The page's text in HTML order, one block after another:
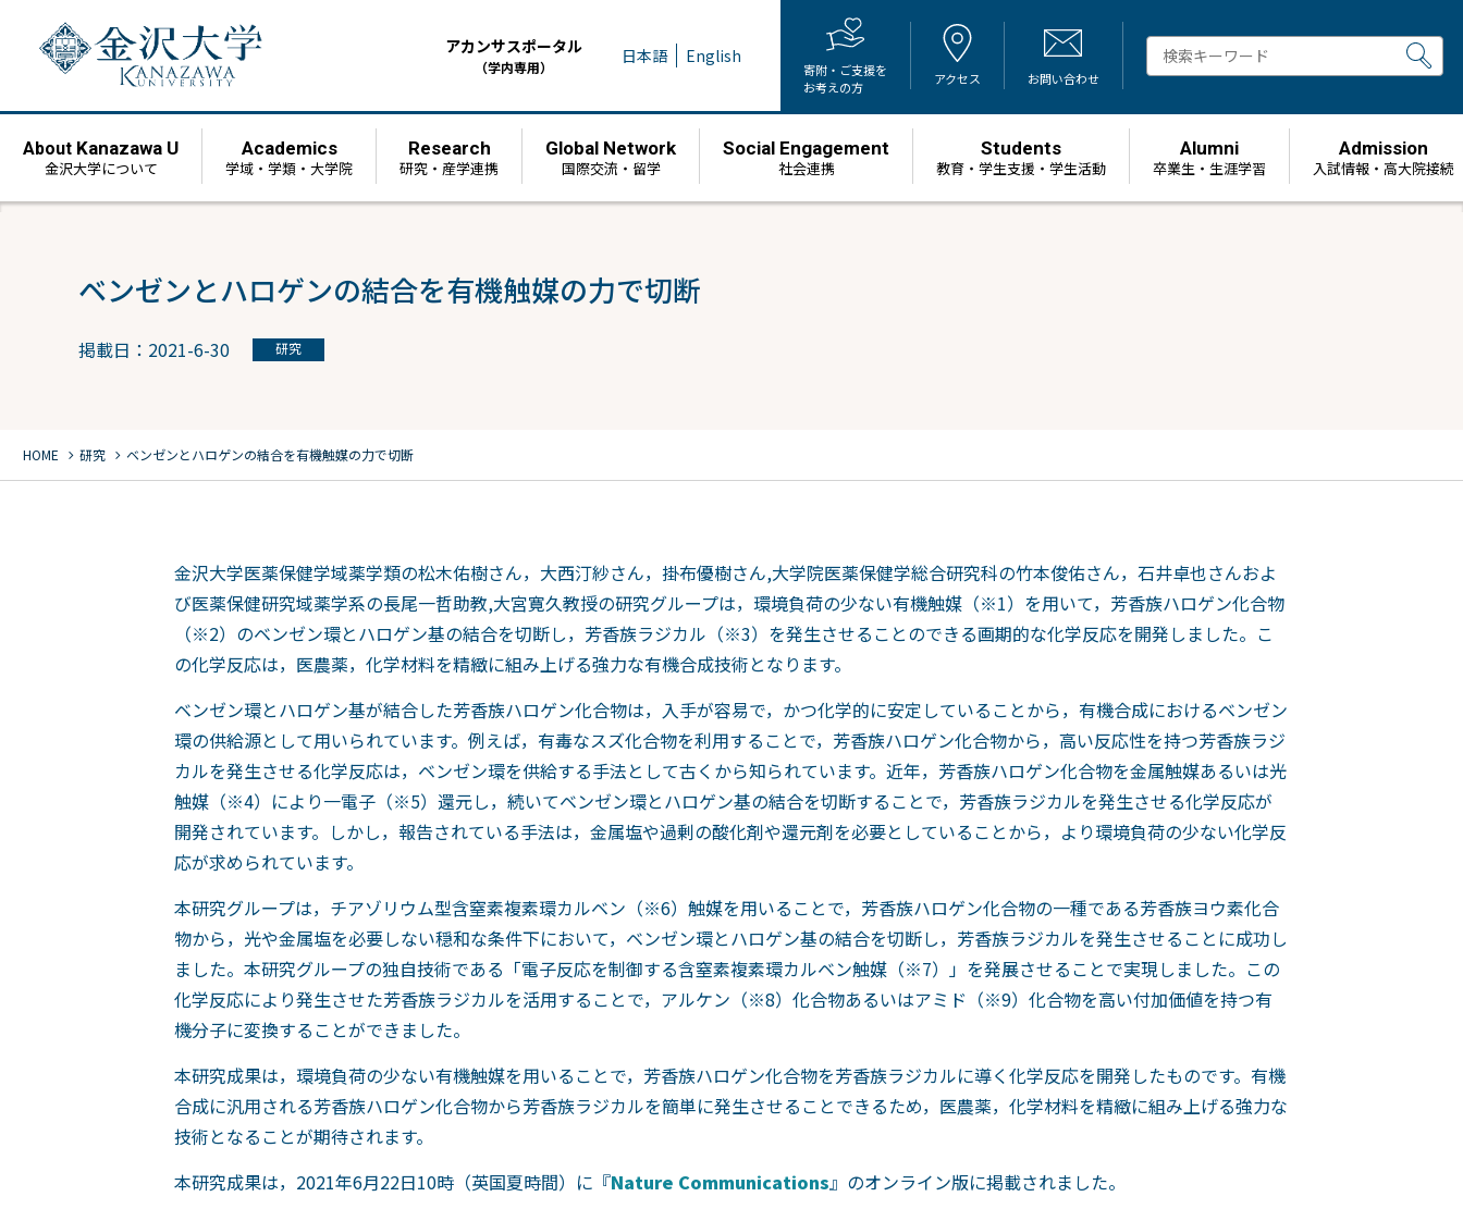
アカンサスポータル
（学内専用） 日本語 English
寄附・ご支援を
お考えの方
アクセス お問い合わせ
About Kanazawa U
金沢大学について
Academics
学域・学類・大学院
Research
研究・産学連携
Global Network
国際交流・留学
Social Engagement
社会連携
Students
教育・学生支援・学生活動
Alumni
卒業生・生涯学習
Admission
⼊試情報・高大院接続
ベンゼンとハロゲンの結合を有機触媒の力で切断
掲載日：2021-6-30 研究
HOME chevron_right 研究 chevron_right ベンゼンとハロゲンの結合を有機触媒の力で切断
金沢大学医薬保健学域薬学類の松木佑樹さん，大西汀紗さん，掛布優樹さん,大学院医薬保健学総合研究科の竹本俊佑さん，石井卓也さんおよ
び医薬保健研究域薬学系の長尾一哲助教,大宮寛久教授の研究グループは，環境負荷の少ない有機触媒（※1）を用いて，芳香族ハロゲン化合物
（※2）のベンゼン環とハロゲン基の結合を切断し，芳香族ラジカル（※3）を発生させることのできる画期的な化学反応を開発しました。こ
の化学反応は，医農薬，化学材料を精緻に組み上げる強力な有機合成技術となります。
ベンゼン環とハロゲン基が結合した芳香族ハロゲン化合物は，入手が容易で，かつ化学的に安定していることから，有機合成におけるベンゼン
環の供給源として用いられています。例えば，有毒なスズ化合物を利用することで，芳香族ハロゲン化合物から，高い反応性を持つ芳香族ラジ
カルを発生させる化学反応は，ベンゼン環を供給する手法として古くから知られています。近年，芳香族ハロゲン化合物を金属触媒あるいは光
触媒（※4）により一電子（※5）還元し，続いてベンゼン環とハロゲン基の結合を切断することで，芳香族ラジカルを発生させる化学反応が
開発されています。しかし，報告されている手法は，金属塩や過剰の酸化剤や還元剤を必要としていることから，より環境負荷の少ない化学反
応が求められています。
本研究グループは，チアゾリウム型含窒素複素環カルベン（※6）触媒を用いることで，芳香族ハロゲン化合物の一種である芳香族ヨウ素化合
物から，光や金属塩を必要しない穏和な条件下において，ベンゼン環とハロゲン基の結合を切断し，芳香族ラジカルを発生させることに成功し
ました。本研究グループの独自技術である「電子反応を制御する含窒素複素環カルベン触媒（※7）」を発展させることで実現しました。この
化学反応により発生させた芳香族ラジカルを活用することで，アルケン（※8）化合物あるいはアミド（※9）化合物を高い付加価値を持つ有
機分子に変換することができました。
本研究成果は，環境負荷の少ない有機触媒を用いることで，芳香族ハロゲン化合物を芳香族ラジカルに導く化学反応を開発したものです。有機
合成に汎用される芳香族ハロゲン化合物から芳香族ラジカルを簡単に発生させることできるため，医農薬，化学材料を精緻に組み上げる強力な
技術となることが期待されます。
本研究成果は，2021年6月22日10時（英国夏時間）に『Nature Communications』のオンライン版に掲載されました。